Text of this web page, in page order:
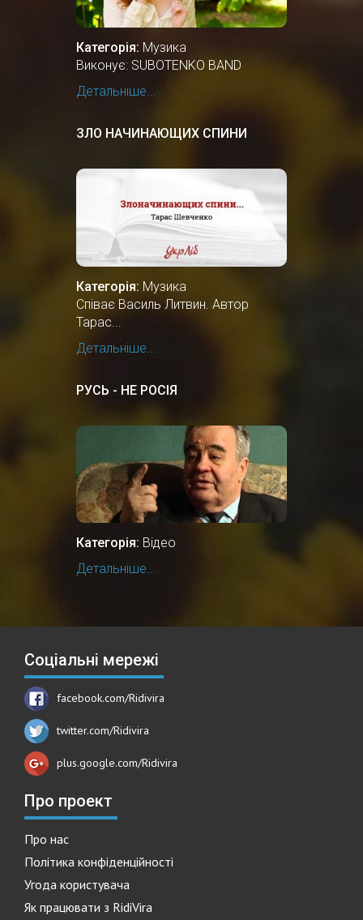
Категорія: Музика
Виконує: SUBOTENKO BAND
Детальніше...
ЗЛО НАЧИНАЮЩИХ СПИНИ
Категорія: Музика
Співає Василь Литвин. Автор
Тарас...
Детальніше...
РУСЬ - НЕ РОСІЯ
Категорія: Відео
Детальніше...
Соціальні мережі
facebook.com/Ridivira
twitter.com/Ridivira
plus.google.com/Ridivira
Про проект
Про нас
Політика конфіденційності
Угода користувача
Як працювати з RidiVira